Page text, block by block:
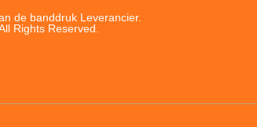
de banddruk Leverancier.
Rights Reserved.